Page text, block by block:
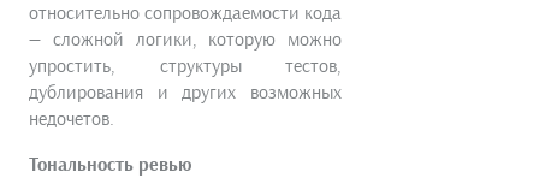
относительно сопровождаемости кода
— сложной логики, которую можно
упростить, структуры тестов,
дублирования и других возможных
недочетов.
Тональность ревью